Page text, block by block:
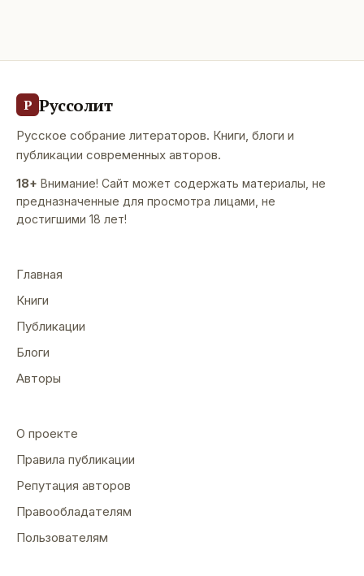
Р Руссолит
Русское собрание литераторов. Книги, блоги и
публикации современных авторов.
18+ Внимание! Сайт может содержать материалы, не
предназначенные для просмотра лицами, не
достигшими 18 лет!
Главная
Книги
Публикации
Блоги
Авторы
О проекте
Правила публикации
Репутация авторов
Правообладателям
Пользователям